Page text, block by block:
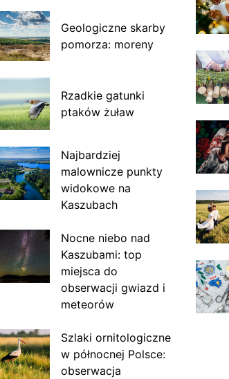
Geologiczne skarby
pomorza: moreny
Rzadkie gatunki
ptaków żuław
Najbardziej
malownicze punkty
widokowe na
Kaszubach
Nocne niebo nad
Kaszubami: top
miejsca do
obserwacji gwiazd i
meteorów
Szlaki ornitologiczne
w północnej Polsce:
obserwacja